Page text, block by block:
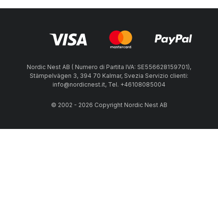
Nordic Nest AB ( Numero di Partita IVA: SE556628159701),
Stämpelvägen 3, 394 70 Kalmar, Svezia Servizio clienti:
info@nordicnest.it, Tel. +46108085004
© 2002 - 2026 Copyright Nordic Nest AB